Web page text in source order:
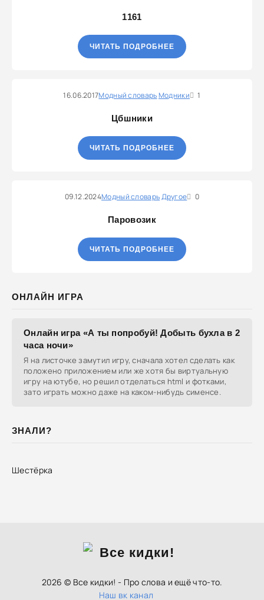
1161
ЧИТАТЬ ПОДРОБНЕЕ
16.06.2017Модный словарьМодники 1
Цбшники
ЧИТАТЬ ПОДРОБНЕЕ
09.12.2024Модный словарьДругое 0
Паровозик
ЧИТАТЬ ПОДРОБНЕЕ
ОНЛАЙН ИГРА
Онлайн игра «А ты попробуй! Добыть бухла в 2
часа ночи»
Я на листочке замутил игру, сначала хотел сделать как
положено приложением или же хотя бы виртуальную
игру на ютубе, но решил отделаться html и фотками,
зато играть можно даже на каком-нибудь сименсе.
ЗНАЛИ?
Шестёрка
2026 © Все кидки! - Про слова и ещё что-то.
Наш вк канал